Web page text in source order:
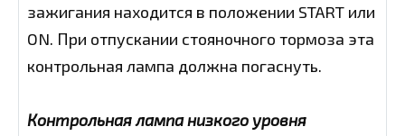
зажигания находится в положении START или
ON. При отпускании стояночного тормоза эта
контрольная лампа должна погаснуть.
Контрольная лампа низкого уровня